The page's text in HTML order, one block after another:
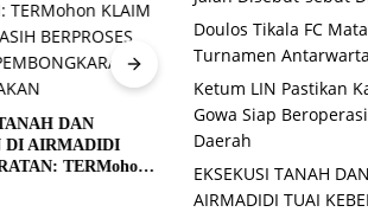
DAN
DI AIRMADIDI
TERMohon
Babinsa Bersama Warga
Bersihkan Parit Secara
Royong
Doulos Tikala FC
Turnamen
Ketum LIN Pastikan
Gowa Siap
Daerah
EKSEKUSI TANAH
AIRMADIDI TUAI